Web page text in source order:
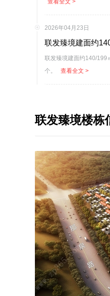
查看全文 >
2026年04月23日
联发臻境建面约140/199
个。
查看全文 >
联发臻境楼栋